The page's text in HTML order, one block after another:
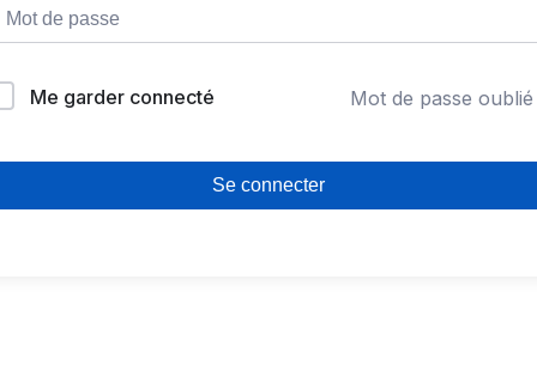
Me garder connecté Mot de passe oublié
Se connecter